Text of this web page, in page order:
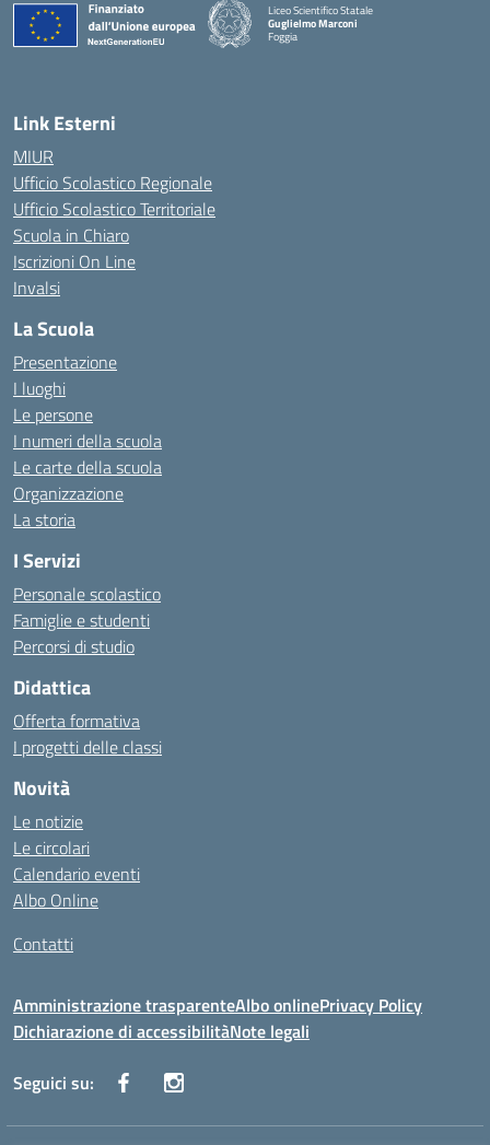
Liceo Scientifico Statale
Guglielmo Marconi
Foggia
— Visita la pagina iniziale della scuola
Link Esterni
MIUR
Ufficio Scolastico Regionale
Ufficio Scolastico Territoriale
Scuola in Chiaro
Iscrizioni On Line
Invalsi
La Scuola
Presentazione
I luoghi
Le persone
I numeri della scuola
Le carte della scuola
Organizzazione
La storia
I Servizi
Personale scolastico
Famiglie e studenti
Percorsi di studio
Didattica
Offerta formativa
I progetti delle classi
Novità
Le notizie
Le circolari
Calendario eventi
Albo Online
Contatti
Amministrazione trasparenteAlbo onlinePrivacy Policy
Dichiarazione di accessibilitàNote legali
Seguici su: